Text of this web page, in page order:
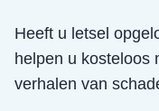
Heeft u letsel
helpen u kosteloos
verhalen van